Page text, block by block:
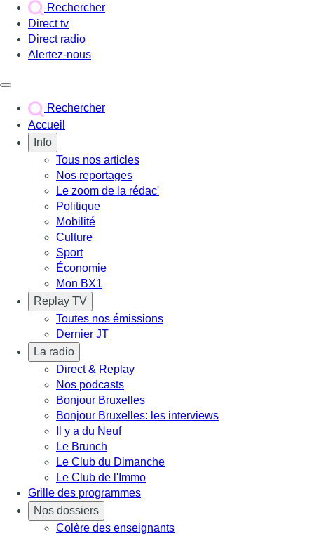
Rechercher
Direct tv
Direct radio
Alertez-nous
Rechercher
Accueil
Info
Tous nos articles
Nos reportages
Le zoom de la rédac'
Politique
Mobilité
Culture
Sport
Économie
Mon BX1
Replay TV
Toutes nos émissions
Dernier JT
La radio
Direct & Replay
Nos podcasts
Bonjour Bruxelles
Bonjour Bruxelles: les interviews
Il y a du Neuf
Le Brunch
Le Club du Dimanche
Le Club de l'Immo
Grille des programmes
Nos dossiers
Colère des enseignants